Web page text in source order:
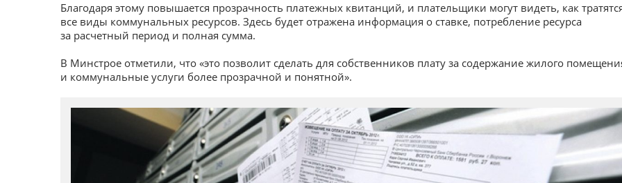
Благодаря этому повышается прозрачность платежных квитанций, и плательщики могут видеть, как
все виды коммунальных ресурсов. Здесь будет отражена информация о ставке, потребление ресурса
за расчетный период и полная сумма.
В Минстрое отметили, что «это позволит сделать для собственников плату за содержание жилого
и коммунальные услуги более прозрачной и понятной».